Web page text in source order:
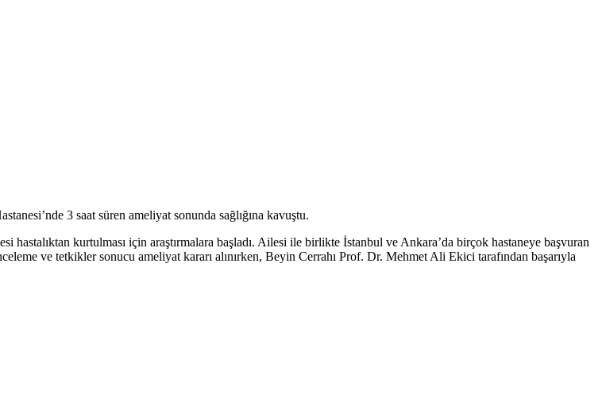
3 saat süren ameliyat sonunda sağlığına kavuştu.
hastalıktan kurtulması için araştırmalara başladı. Ailesi ile birlikte İstanbul ve Ankara’da birçok hastaneye başvuran
ve tetkikler sonucu ameliyat kararı alınırken, Beyin Cerrahı Prof. Dr. Mehmet Ali Ekici tarafından başarıyla